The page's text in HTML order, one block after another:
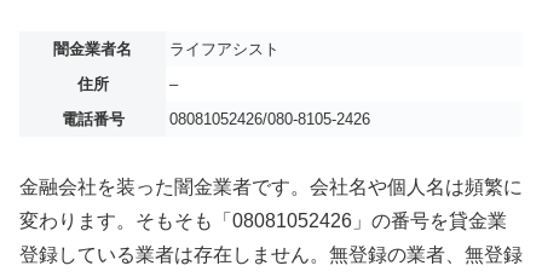
闇金業者名
ライフアシスト
住所
–
電話番号
08081052426/080-8105-2426
金融会社を装った闇金業者です。会社名や個人名は頻繁に
変わります。そもそも「08081052426」の番号を貸金業
登録している業者は存在しません。無登録の業者、無登録